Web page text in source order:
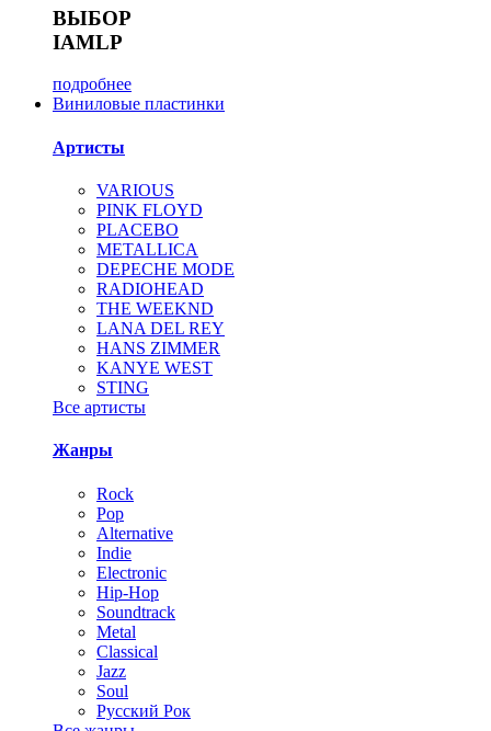
ВЫБОР
IAMLP
подробнее
Виниловые пластинки
Артисты
VARIOUS
PINK FLOYD
PLACEBO
METALLICA
DEPECHE MODE
RADIOHEAD
THE WEEKND
LANA DEL REY
HANS ZIMMER
KANYE WEST
STING
Все артисты
Жанры
Rock
Pop
Alternative
Indie
Electronic
Hip-Hop
Soundtrack
Metal
Classical
Jazz
Soul
Русский Рок